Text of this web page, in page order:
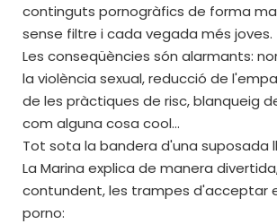
continguts pornogràfics de forma
sense filtre i cada vegada més joves.
Les conseqüències són alarmants:
la violència sexual, reducció de
de les pràctiques de risc, blanqueig
com alguna cosa cool...
Tot sota la bandera d'una suposada
La Marina explica de manera
contundent, les trampes d'acceptar
porno: